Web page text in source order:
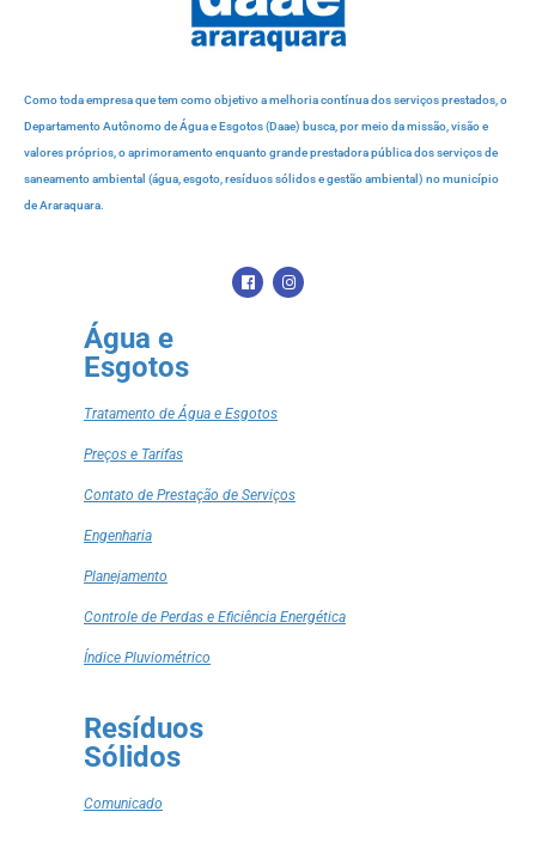
Como toda empresa que tem como objetivo a melhoria contínua dos serviços prestados, o
Departamento Autônomo de Água e Esgotos (Daae) busca, por meio da missão, visão e
valores próprios, o aprimoramento enquanto grande prestadora pública dos serviços de
saneamento ambiental (água, esgoto, resíduos sólidos e gestão ambiental) no município
de Araraquara.
Água e
Esgotos
Tratamento de Água e Esgotos
Preços e Tarifas
Contato de Prestação de Serviços
Engenharia
Planejamento
Controle de Perdas e Eficiência Energética
Índice Pluviométrico
Resíduos
Sólidos
Comunicado